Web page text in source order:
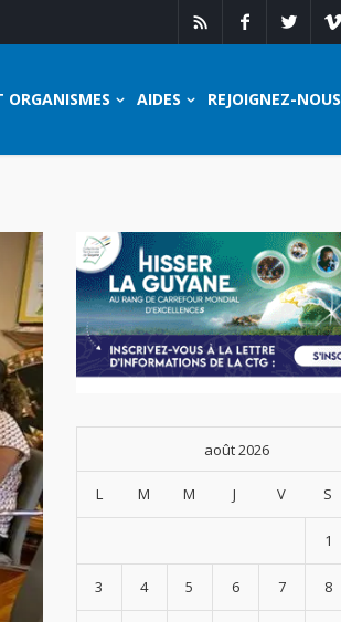
ORGANISMES AIDES REJOIGNEZ-NOUS
août 2026
L M M J V S
1
3 4 5 6 7 8